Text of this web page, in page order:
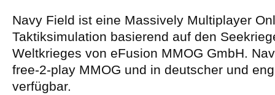
Navy Field ist eine Massively Multiplayer
Taktiksimulation basierend auf den
Weltkrieges von eFusion MMOG GmbH.
free-2-play MMOG und in deutscher und
verfügbar.